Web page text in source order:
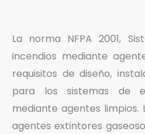
La norma NFPA 2001,
incendios mediante
requisitos de diseño,
para los sistemas de
mediante agentes limpios.
agentes extintores